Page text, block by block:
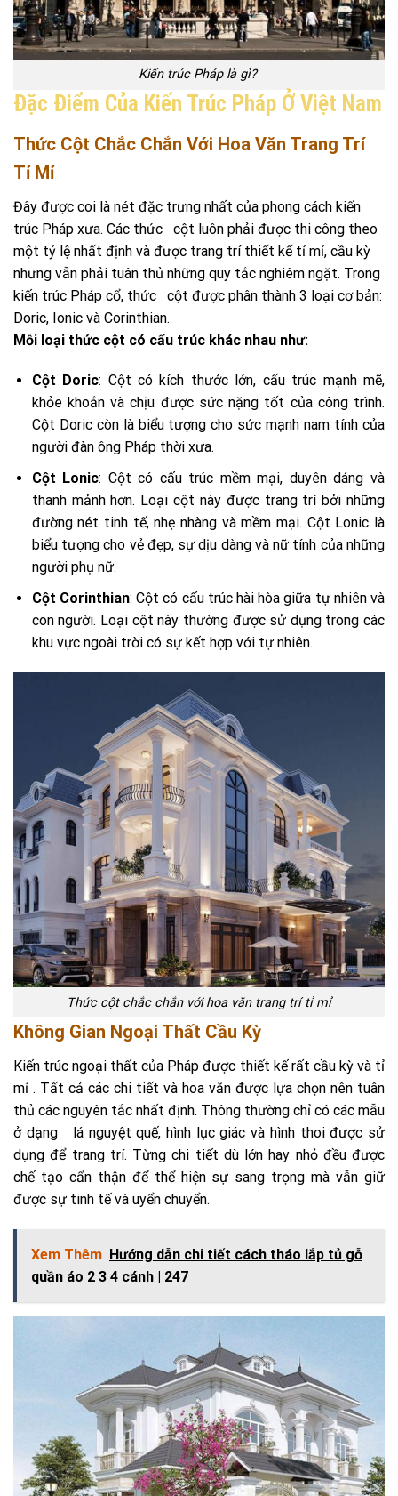
Kiến trúc Pháp là gì?
Đặc Điểm Của Kiến Trúc Pháp Ở Việt Nam
Thức Cột Chắc Chắn Với Hoa Văn Trang Trí
Tỉ Mỉ
Đây được coi là nét đặc trưng nhất của phong cách kiến ​​
trúc Pháp xưa. Các thức cột luôn phải được thi công theo
một tỷ lệ nhất định và được trang trí thiết kế tỉ mỉ, cầu kỳ
nhưng vẫn phải tuân thủ những quy tắc nghiêm ngặt. Trong
kiến ​​trúc Pháp cổ, thức cột được phân thành 3 loại cơ bản:
Doric, Ionic và Corinthian.
Mỗi loại thức cột có cấu trúc khác nhau như:
Cột Doric: Cột có kích thước lớn, cấu trúc mạnh mẽ,
khỏe khoắn và chịu được sức nặng tốt của công trình.
Cột Doric còn là biểu tượng cho sức mạnh nam tính của
người đàn ông Pháp thời xưa.
Cột Lonic: Cột có cấu trúc mềm mại, duyên dáng và
thanh mảnh hơn. Loại cột này được trang trí bởi những
đường nét tinh tế, nhẹ nhàng và mềm mại. Cột Lonic là
biểu tượng cho vẻ đẹp, sự dịu dàng và nữ tính của những
người phụ nữ.
Cột Corinthian: Cột có cấu trúc hài hòa giữa tự nhiên và
con người. Loại cột này thường được sử dụng trong các
khu vực ngoài trời có sự kết hợp với tự nhiên.
Thức cột chắc chắn với hoa văn trang trí tỉ mỉ
Không Gian Ngoại Thất Cầu Kỳ
Kiến trúc ngoại thất của Pháp được thiết kế rất cầu kỳ và tỉ
mỉ . Tất cả các chi tiết và hoa văn được lựa chọn nên tuân
thủ các nguyên tắc nhất định. Thông thường chỉ có các mẫu
ở dạng lá nguyệt quế, hình lục giác và hình thoi được sử
dụng để trang trí. Từng chi tiết dù lớn hay nhỏ đều được
chế tạo cẩn thận để thể hiện sự sang trọng mà vẫn giữ
được sự tinh tế và uyển chuyển.
Xem Thêm Hướng dẫn chi tiết cách tháo lắp tủ gỗ
quần áo 2 3 4 cánh | 247